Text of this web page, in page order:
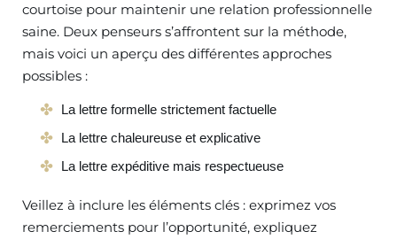
courtoise pour maintenir une relation professionnelle
saine. Deux penseurs s’affrontent sur la méthode,
mais voici un aperçu des différentes approches
possibles :
La lettre formelle strictement factuelle
La lettre chaleureuse et explicative
La lettre expéditive mais respectueuse
Veillez à inclure les éléments clés : exprimez vos
remerciements pour l’opportunité, expliquez